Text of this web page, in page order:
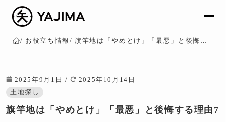
お役立ち情報 旗竿地は「やめとけ」「最悪」と後悔する理由7選｜対策やメリットもご紹介
2025年9月1日 /
2025年10月14日
土地探し
旗竿地は「やめとけ」「最悪」と後悔する理由7